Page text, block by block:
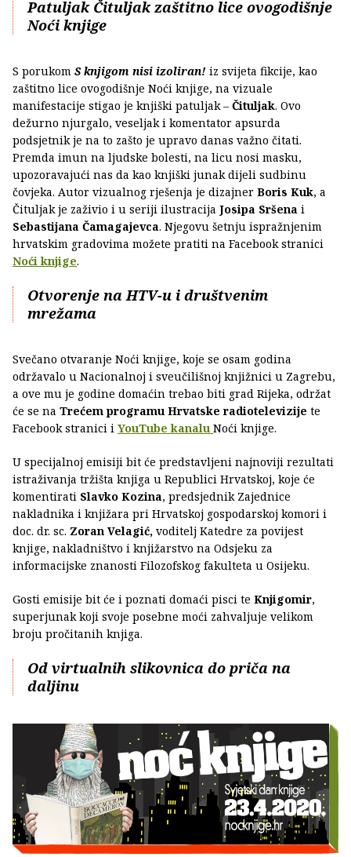
Patuljak Čituljak zaštitno lice ovogodišnje
Noći knjige
S porukom S knjigom nisi izoliran! iz svijeta fikcije, kao
zaštitno lice ovogodišnje Noći knjige, na vizuale
manifestacije stigao je knjiški patuljak – Čituljak. Ovo
dežurno njurgalo, veseljak i komentator apsurda
podsjetnik je na to zašto je upravo danas važno čitati.
Premda imun na ljudske bolesti, na licu nosi masku,
upozoravajući nas da kao knjiški junak dijeli sudbinu
čovjeka. Autor vizualnog rješenja je dizajner Boris Kuk, a
Čituljak je zaživio i u seriji ilustracija Josipa Sršena i
Sebastijana Čamagajevca. Njegovu šetnju ispražnjenim
hrvatskim gradovima možete pratiti na Facebook stranici
Noći knjige.
Otvorenje na HTV-u i društvenim
mrežama
Svečano otvaranje Noći knjige, koje se osam godina
održavalo u Nacionalnoj i sveučilišnoj knjižnici u Zagrebu,
a ove mu je godine domaćin trebao biti grad Rijeka, održat
će se na Trećem programu Hrvatske radiotelevizije te
Facebook stranici i YouTube kanalu Noći knjige.
U specijalnoj emisiji bit će predstavljeni najnoviji rezultati
istraživanja tržišta knjiga u Republici Hrvatskoj, koje će
komentirati Slavko Kozina, predsjednik Zajednice
nakladnika i knjižara pri Hrvatskoj gospodarskoj komori i
doc. dr. sc. Zoran Velagić, voditelj Katedre za povijest
knjige, nakladništvo i knjižarstvo na Odsjeku za
informacijske znanosti Filozofskog fakulteta u Osijeku.
Gosti emisije bit će i poznati domaći pisci te Knjigomir,
superjunak koji svoje posebne moći zahvaljuje velikom
broju pročitanih knjiga.
Od virtualnih slikovnica do priča na
daljinu